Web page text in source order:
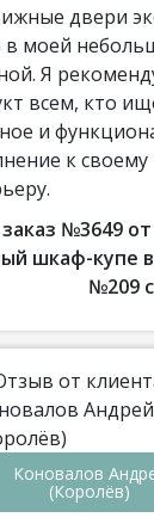
двери
в моей
Я
всем, кто
и
к своему
заказ №3649 от
шкаф-купе
№209
Коновалов
(Королёв)